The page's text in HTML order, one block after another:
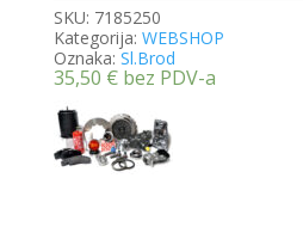
SKU: 7185250
Kategorija: WEBSHOP
Oznaka: Sl.Brod
35,50 € bez PDV-a